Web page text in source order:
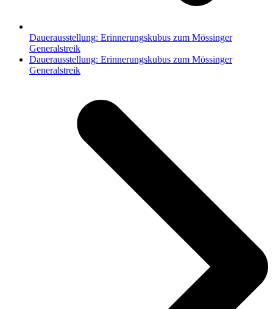
Dauerausstellung: Erinnerungskubus zum Mössinger
Generalstreik
Nächster
Beitrag:
Dauerausstellung: Erinnerungskubus zum Mössinger
Generalstreik